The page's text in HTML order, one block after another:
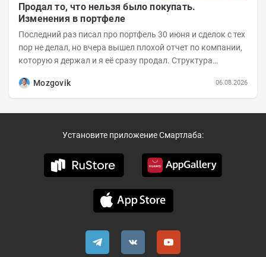
Продал то, что нельзя было покупать.
Изменения в портфеле
Последний раз писал про портфель 30 июня и сделок с тех
пор не делал, но вчера вышел плохой отчет по компании,
которую я держал и я её сразу продал. Структура
Mozgovik
06.08.2026
Установите приложение Смартлаба: